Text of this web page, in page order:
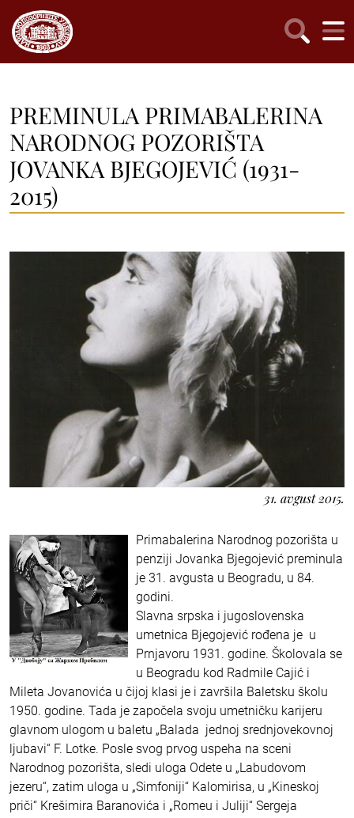
PREMINULA PRIMABALERINA
NARODNOG POZORIŠTA
JOVANKA BJEGOJEVIĆ (1931-
2015)
31. avgust 2015.
Primabalerina Narodnog pozorišta u
penziji Jovanka Bjegojević preminula
je 31. avgusta u Beogradu, u 84.
godini.
Slavna srpska i jugoslovenska
umetnica Bjegojević rođena je u
Prnjavoru 1931. godine. Školovala se
u Beogradu kod Radmile Cajić i
Mileta Jovanovića u čijoj klasi je i završila Baletsku školu
1950. godine. Tada je započela svoju umetničku karijeru
glavnom ulogom u baletu „Balada jednoj srednjovekovnoj
ljubavi“ F. Lotke. Posle svog prvog uspeha na sceni
Narodnog pozorišta, sledi uloga Odete u „Labudovom
jezeru“, zatim uloga u „Simfoniji“ Kalomirisa, u „Kineskoj
priči“ Krešimira Baranovića i „Romeu i Juliji“ Sergeja